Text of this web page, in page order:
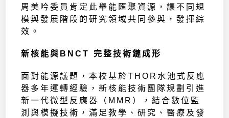
周美吟委員肯定此舉能匯聚資源，讓不同規
模與發展階段的研究領域共同參與，發揮綜
效。
新核能與BNCT 完整技術鏈成形
面對能源議題，本校基於THOR水池式反應
器多年運轉經驗，新核能技術團隊規劃引進
新一代微型反應器（MMR），結合數位監
測與模擬技術，滿足教學、研究、醫療及發